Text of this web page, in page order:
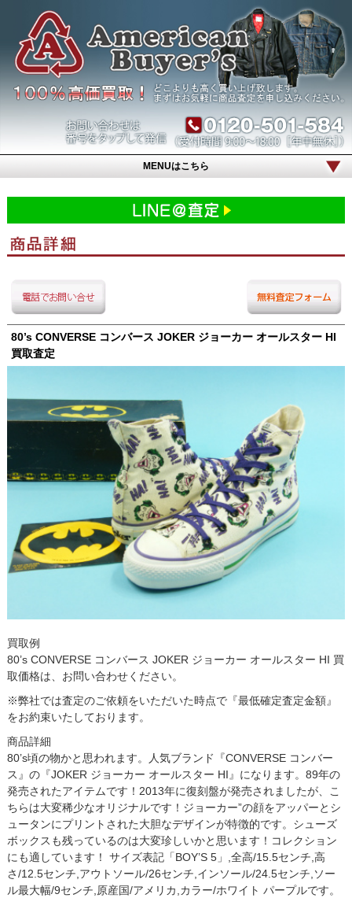
MENUはこちら
80’s CONVERSE コンバース JOKER ジョーカー オールスター HI
買取査定
買取例
80’s CONVERSE コンバース JOKER ジョーカー オールスター HI 買
取価格は、お問い合わせください。
※弊社では査定のご依頼をいただいた時点で『最低確定査定金額』
をお約束いたしております。
商品詳細
80’s頃の物かと思われます。人気ブランド『CONVERSE コンバー
ス』の『JOKER ジョーカー オールスター HI』になります。89年の
発売されたアイテムです！2013年に復刻盤が発売されましたが、こ
ちらは大変稀少なオリジナルです！ジョーカー”の顔をアッパーとシ
ュータンにプリントされた大胆なデザインが特徴的です。シューズ
ボックスも残っているのは大変珍しいかと思います！コレクション
にも適しています！ サイズ表記「BOY’S 5」,全高/15.5センチ,高
さ/12.5センチ,アウトソール/26センチ,インソール/24.5センチ,ソー
ル最大幅/9センチ,原産国/アメリカ,カラー/ホワイト パープルです。